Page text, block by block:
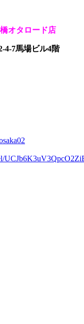
オタロード店
4-7馬場ビル4階